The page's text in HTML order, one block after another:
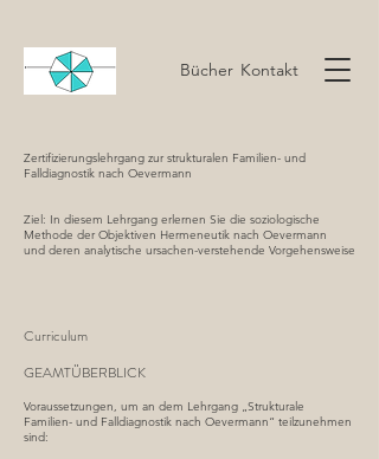
Bücher Kontakt
Zertifizierungslehrgang zur strukturalen Familien- und
Falldiagnostik nach Oevermann
Ziel: In diesem Lehrgang erlernen Sie die soziologische
Methode der Objektiven Hermeneutik nach Oevermann
und deren analytische ursachen-verstehende Vorgehensweise
Curriculum
GEAMTÜBERBLICK
Voraussetzungen, um an dem Lehrgang „Strukturale
Familien- und Falldiagnostik nach Oevermann“ teilzunehmen
sind: